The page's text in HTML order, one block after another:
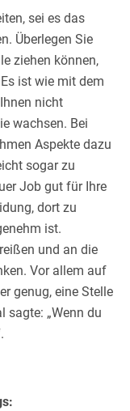
sei es das
Überlegen Sie
ziehen können,
ist wie mit dem
nicht
wachsen. Bei
Aspekte dazu
sogar zu
Job gut für Ihre
dort zu
ist.
und an die
Vor allem auf
genug, eine Stelle
sagte: „Wenn du